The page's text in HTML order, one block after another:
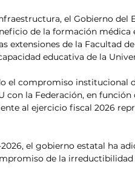
el Gobierno del
de la formación médica
extensiones de la Facultad
educativa de la
el compromiso institucional
con la Federación, en
al ejercicio fiscal 2026
el gobierno estatal ha
de la